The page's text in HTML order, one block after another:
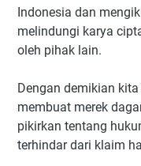
Indonesia dan
melindungi karya
oleh pihak lain.
Dengan demikian
membuat merek
pikirkan tentang
terhindar dari klaim